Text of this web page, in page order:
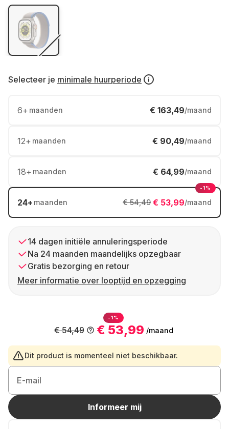
Selecteer je minimale huurperiode
6+ maanden € 163,49/maand
12+ maanden € 90,49/maand
18+ maanden € 64,99/maand
24+ maanden € 53,99/maand
€ 54,49
-1%
14 dagen initiële annuleringsperiode
Na 24 maanden maandelijks opzegbaar
Gratis bezorging en retour
Meer informatie over looptijd en opzegging
-1%
€ 53,99 /maand
€ 54,49
Dit product is momenteel niet beschikbaar.
E-mail
Informeer mij